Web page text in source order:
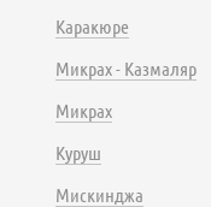
Каракюре
Микрах - Казмаляр
Микрах
Куруш
Мискинджа